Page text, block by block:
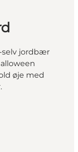
selv jordbær
øje med
on_map